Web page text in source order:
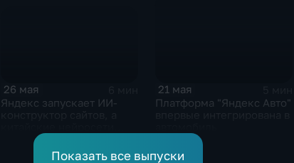
26 мая
Яндекс запускает ИИ-
демпингуют цены
21 мая
Платформа "Яндекс Авто"
Показать все выпуски